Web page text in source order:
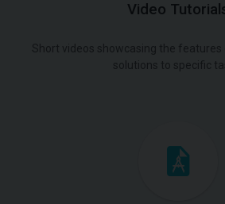
Video
Short videos showcasing the features
solutions to specific